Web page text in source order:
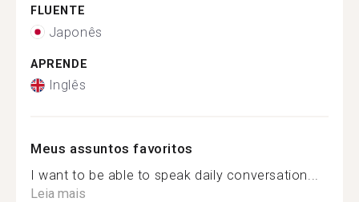
FLUENTE
Japonês
APRENDE
Inglês
Meus assuntos favoritos
I want to be able to speak daily conversation...
Leia mais